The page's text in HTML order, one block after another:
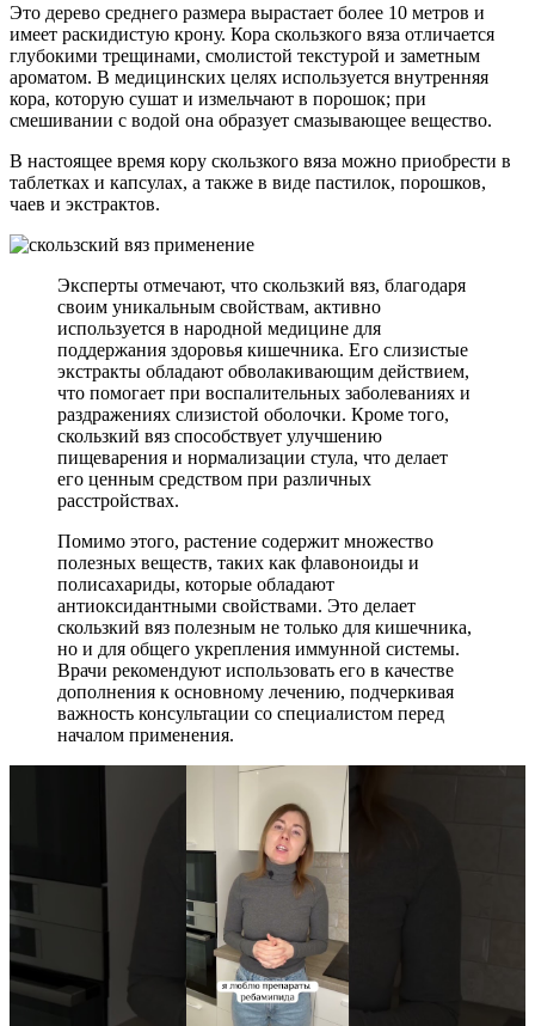
Это дерево среднего размера вырастает более 10 метров и
имеет раскидистую крону. Кора скользкого вяза отличается
глубокими трещинами, смолистой текстурой и заметным
ароматом. В медицинских целях используется внутренняя
кора, которую сушат и измельчают в порошок; при
смешивании с водой она образует смазывающее вещество.
В настоящее время кору скользкого вяза можно приобрести в
таблетках и капсулах, а также в виде пастилок, порошков,
чаев и экстрактов.
Эксперты отмечают, что скользкий вяз, благодаря
своим уникальным свойствам, активно
используется в народной медицине для
поддержания здоровья кишечника. Его слизистые
экстракты обладают обволакивающим действием,
что помогает при воспалительных заболеваниях и
раздражениях слизистой оболочки. Кроме того,
скользкий вяз способствует улучшению
пищеварения и нормализации стула, что делает
его ценным средством при различных
расстройствах.
Помимо этого, растение содержит множество
полезных веществ, таких как флавоноиды и
полисахариды, которые обладают
антиоксидантными свойствами. Это делает
скользкий вяз полезным не только для кишечника,
но и для общего укрепления иммунной системы.
Врачи рекомендуют использовать его в качестве
дополнения к основному лечению, подчеркивая
важность консультации со специалистом перед
началом применения.